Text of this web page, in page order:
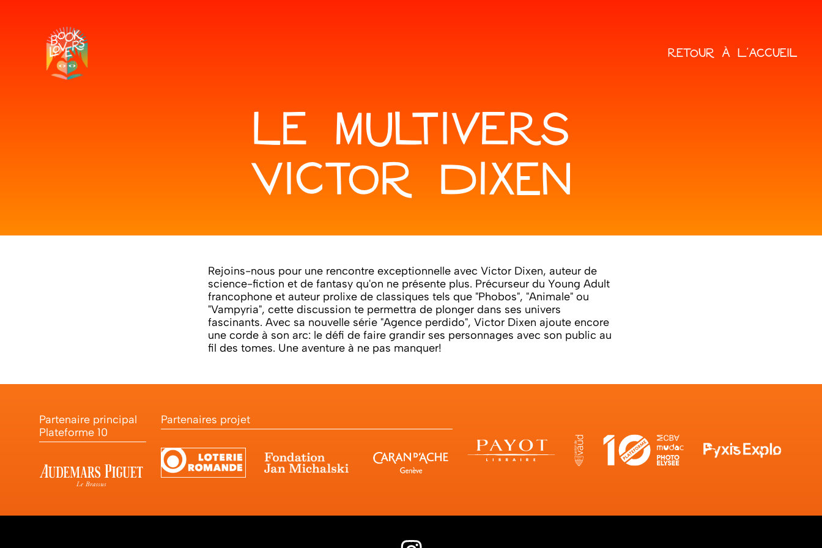
RETOUR À L'ACCUEIL
LE MULTIVERS
VICTOR DIXEN
Rejoins-nous pour une rencontre exceptionnelle avec Victor Dixen, auteur de
science-fiction et de fantasy qu'on ne présente plus. Précurseur du Young Adult
francophone et auteur prolixe de classiques tels que "Phobos", "Animale" ou
"Vampyria", cette discussion te permettra de plonger dans ses univers
fascinants. Avec sa nouvelle série "Agence perdido", Victor Dixen ajoute encore
une corde à son arc: le défi de faire grandir ses personnages avec son public au
fil des tomes. Une aventure à ne pas manquer!
Partenaire principal
Plateforme 10
Partenaires projet